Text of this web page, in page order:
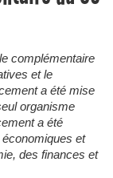
complémentaire
et le
a été mise
organisme
a été
et
des finances et